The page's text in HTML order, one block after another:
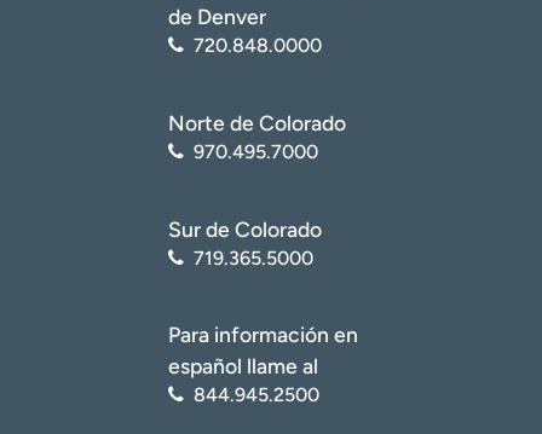
de Denver
720.848.0000
Norte de Colorado
970.495.7000
Sur de Colorado
719.365.5000
Para información en
español llame al
844.945.2500